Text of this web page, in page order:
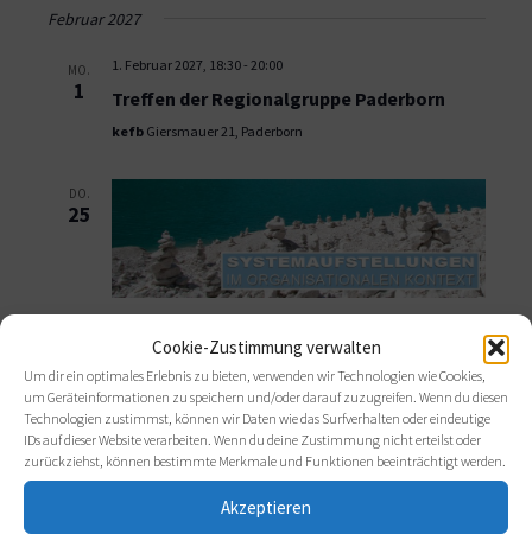
Cookie-Zustimmung verwalten
Um dir ein optimales Erlebnis zu bieten, verwenden wir Technologien wie Cookies,
um Geräteinformationen zu speichern und/oder darauf zuzugreifen. Wenn du diesen
Technologien zustimmst, können wir Daten wie das Surfverhalten oder eindeutige
IDs auf dieser Website verarbeiten. Wenn du deine Zustimmung nicht erteilst oder
zurückziehst, können bestimmte Merkmale und Funktionen beeinträchtigt werden.
Akzeptieren
Februar 2027
MO.
1
1. Februar 2027, 18:30- 20:00
Treffen der Regionalgruppe Paderborn
kefb Giersmauer 21, Paderborn
DO.
25
Systemaufstellungen im organisationalen
Kontext
Seminarhotel Kunze-Hof Deichstraße 16 - 18, Stadland
März 2027
14. März 2027